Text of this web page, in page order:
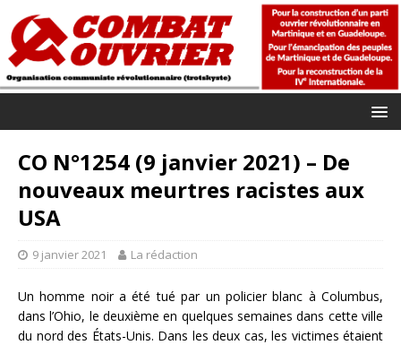
CO N°1254 (9 janvier 2021) – De
nouveaux meurtres racistes aux
USA
9 janvier 2021 La rédaction
Un homme noir a été tué par un policier blanc à Columbus,
dans l’Ohio, le deuxième en quelques semaines dans cette ville
du nord des États-Unis. Dans les deux cas, les victimes étaient